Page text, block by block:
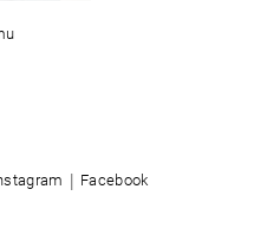
| Facebook